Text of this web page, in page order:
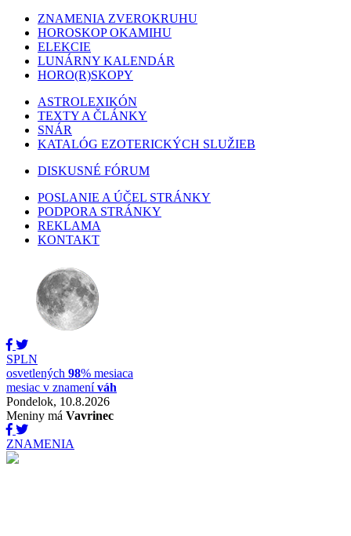
ZNAMENIA ZVEROKRUHU
HOROSKOP OKAMIHU
ELEKCIE
LUNÁRNY KALENDÁR
HORO(R)SKOPY
ASTROLEXIKÓN
TEXTY A ČLÁNKY
SNÁR
KATALÓG EZOTERICKÝCH SLUŽIEB
DISKUSNÉ FÓRUM
POSLANIE A ÚČEL STRÁNKY
PODPORA STRÁNKY
REKLAMA
KONTAKT
SPLN
osvetlených 98% mesiaca
mesiac v znameníváh
Pondelok, 10.8.2026
Meniny má Vavrinec
ZNAMENIA